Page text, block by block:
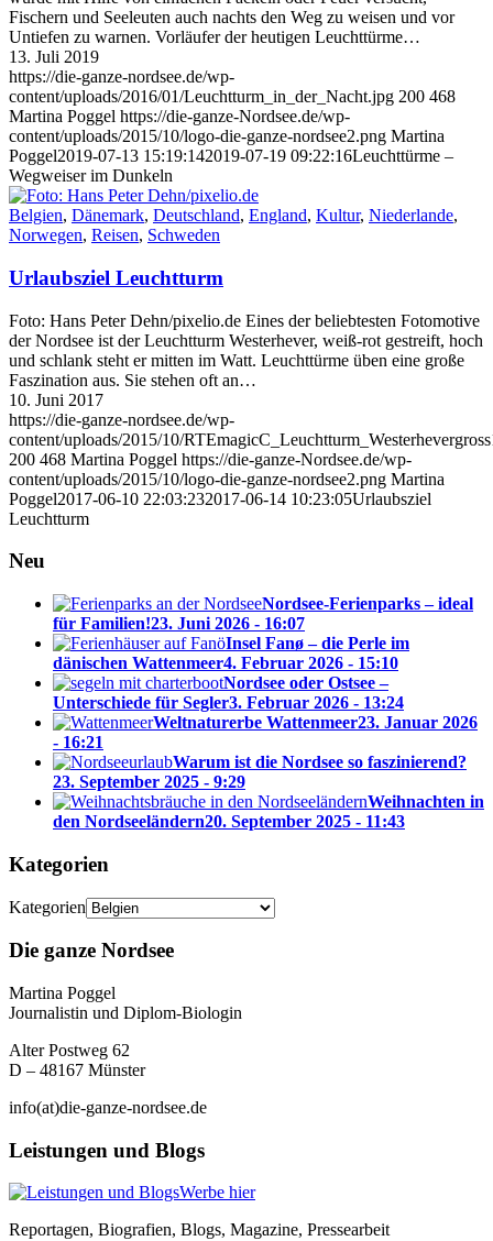
Fischern und Seeleuten auch nachts den Weg zu weisen und vor
Untiefen zu warnen. Vorläufer der heutigen Leuchttürme…
13. Juli 2019
https://die-ganze-nordsee.de/wp-
content/uploads/2016/01/Leuchtturm_in_der_Nacht.jpg 200 468
Martina Poggel https://die-ganze-Nordsee.de/wp-
content/uploads/2015/10/logo-die-ganze-nordsee2.png Martina
Poggel2019-07-13 15:19:142019-07-19 09:22:16Leuchttürme –
Wegweiser im Dunkeln
Belgien, Dänemark, Deutschland, England, Kultur, Niederlande,
Norwegen, Reisen, Schweden
Urlaubsziel Leuchtturm
Foto: Hans Peter Dehn/pixelio.de Eines der beliebtesten Fotomotive
der Nordsee ist der Leuchtturm Westerhever, weiß-rot gestreift, hoch
und schlank steht er mitten im Watt. Leuchttürme üben eine große
Faszination aus. Sie stehen oft an…
10. Juni 2017
https://die-ganze-nordsee.de/wp-
content/uploads/2015/10/
200 468 Martina Poggel https://die-ganze-Nordsee.de/wp-
content/uploads/2015/10/logo-die-ganze-nordsee2.png Martina
Poggel2017-06-10 22:03:232017-06-14 10:23:05Urlaubsziel
Leuchtturm
Neu
Nordsee-Ferienparks – ideal
für Familien!23. Juni 2026 - 16:07
Insel Fanø – die Perle im
dänischen Wattenmeer4. Februar 2026 - 15:10
Nordsee oder Ostsee –
Unterschiede für Segler3. Februar 2026 - 13:24
Weltnaturerbe Wattenmeer23. Januar 2026
- 16:21
Warum ist die Nordsee so faszinierend?
23. September 2025 - 9:29
Weihnachten in
den Nordseeländern20. September 2025 - 11:43
Kategorien
Kategorien
Die ganze Nordsee
Martina Poggel
Journalistin und Diplom-Biologin
Alter Postweg 62
D – 48167 Münster
info(at)die-ganze-nordsee.de
Leistungen und Blogs
Werbe hier
Reportagen, Biografien, Blogs, Magazine, Pressearbeit